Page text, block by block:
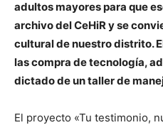
adultos mayores para que
archivo del CeHiR y se
cultural de nuestro distrito.
las compra de tecnología,
dictado de un taller de
El proyecto «Tu testimonio,